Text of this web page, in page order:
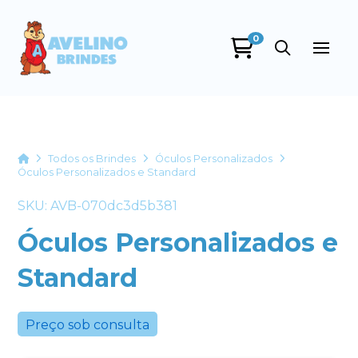
0
HomeTodos os Brindes
Óculos Personalizados
Óculos Personalizados e Standard
SKU: AVB-070dc3d5b381
Óculos Personalizados e
Standard
Preço sob consulta
+55